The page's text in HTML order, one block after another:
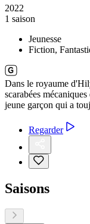
2022
1 saison
Jeunesse
Fiction,
Dans le royaume
scarabées
jeune garçon qui a
Regarder
Saisons